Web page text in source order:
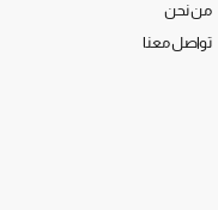
من نحن
تواصل معنا